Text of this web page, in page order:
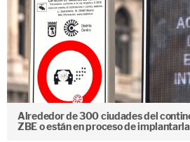
Alrededor de 300 ciudades del
ZBE o están en proceso de